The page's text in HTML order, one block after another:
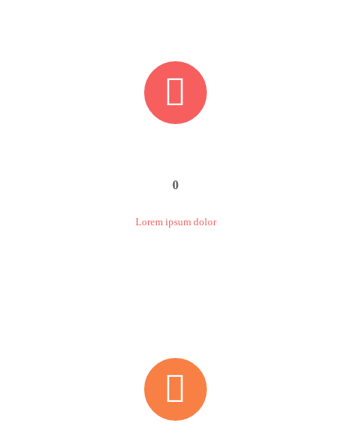


0
Lorem ipsum dolor

